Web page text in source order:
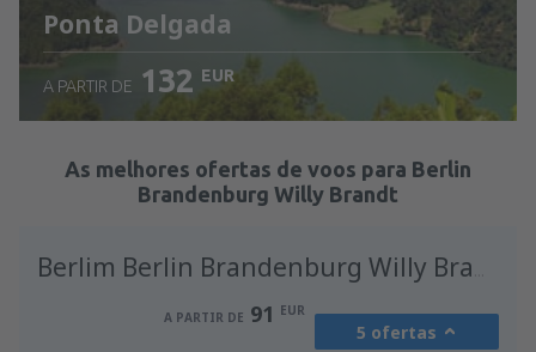
Ponta Delgada
Ver detalhes
A PARTIR DE 132 EUR
As melhores ofertas de voos para Berlin
Brandenburg Willy Brandt
A PARTIR DE 91 EUR
5 ofertas